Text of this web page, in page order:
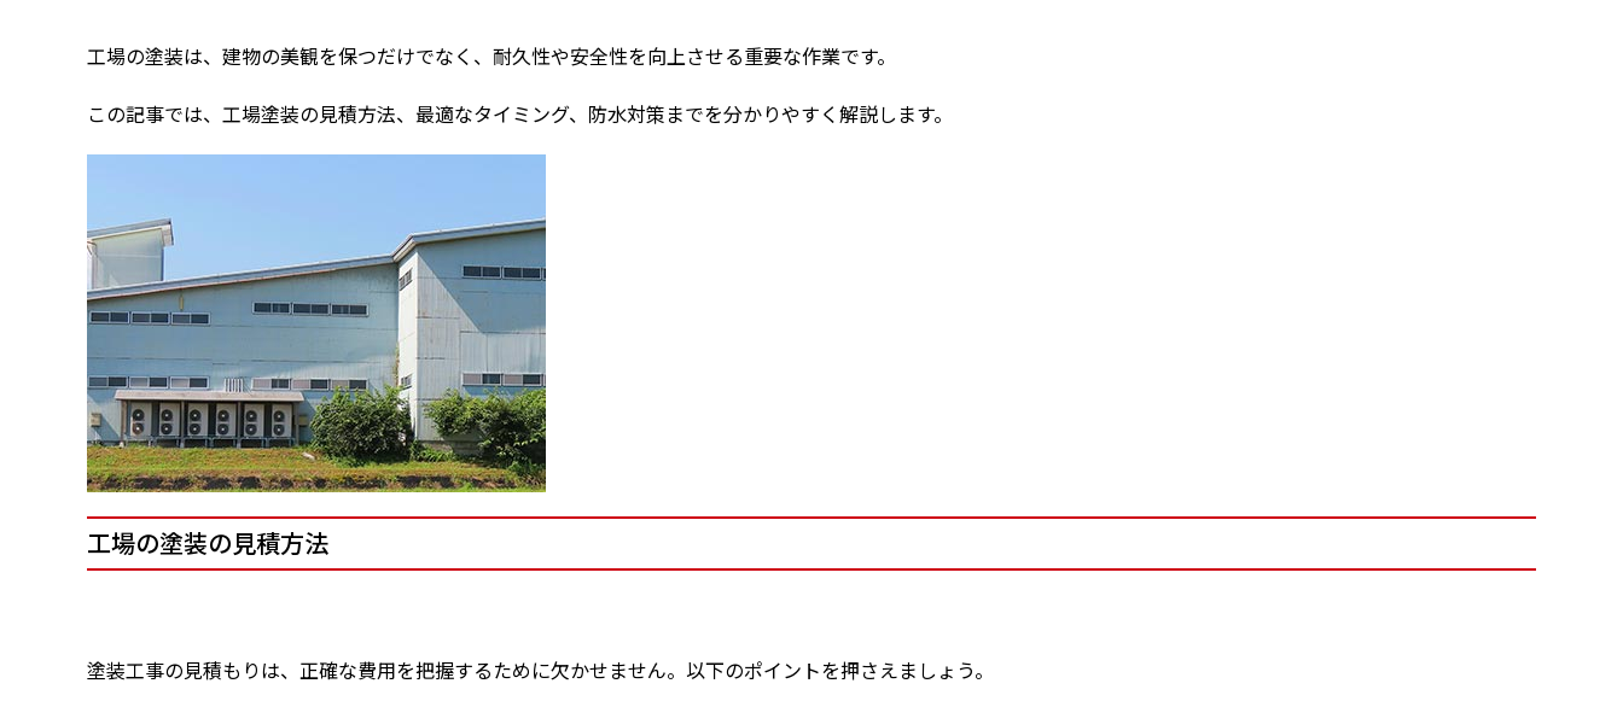
工場の塗装は、建物の美観を保つだけでなく、耐久性や安全性を向上させる重要な作業です。
この記事では、工場塗装の見積方法、最適なタイミング、防水対策までを分かりやすく解説します。
工場の塗装の見積方法
塗装工事の見積もりは、正確な費用を把握するために欠かせません。以下のポイントを押さえましょう。